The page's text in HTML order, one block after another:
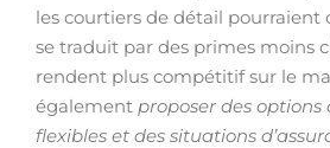
les courtiers de détail pourraient
se traduit par des primes moins
rendent plus compétitif sur le
également proposer des
flexibles et des situations